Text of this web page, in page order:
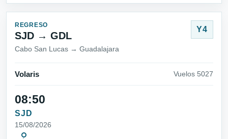
REGRESO
SJD → GDL
Cabo San Lucas → Guadalajara
Y4
Volaris Vuelos 5027
08:50
SJD
15/08/2026